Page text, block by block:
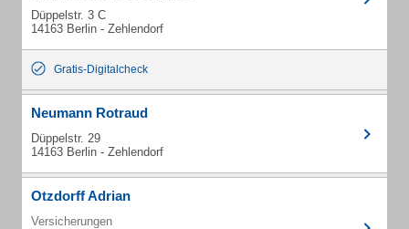
Düppelstr. 3 C
14163 Berlin - Zehlendorf
Gratis-Digitalcheck
Neumann Rotraud
Düppelstr. 29
14163 Berlin - Zehlendorf
Otzdorff Adrian
Versicherungen